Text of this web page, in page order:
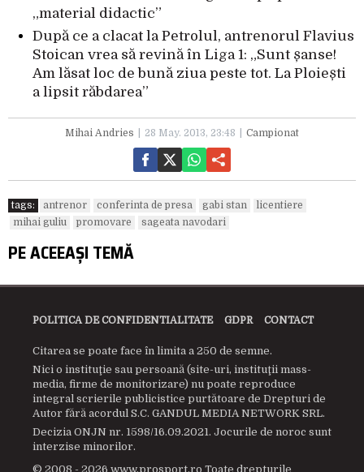
„material didactic”
După ce a clacat la Petrolul, antrenorul Flavius
Stoican vrea să revină în Liga 1: „Sunt șanse!
Am lăsat loc de bună ziua peste tot. La Ploiești
a lipsit răbdarea”
Mihai Andries 28 May. 2013, 23:48 Campionat
tags: antrenor conferinta de presa gabi stan
licentiere
mihai guliu
promovare sageata navodari
PE ACEEAȘI TEMĂ
POLITICA DE CONFIDENTIALITATE GDPR CONTACT
Citarea se poate face în limita a 250 de semne.
Nici o instituţie sau persoană (site-uri, instituţii mass-
media, firme de monitorizare) nu poate reproduce
integral scrierile publicistice purtătoare de Drepturi de
Autor fără acordul S.C. GANDUL MEDIA NETWORK SRL.
Decizia ONJN nr. 1598/16.09.2021. Jocurile de noroc sunt
interzise minorilor.
© 2008 - 2026 www.prosport.ro Toate drepturile